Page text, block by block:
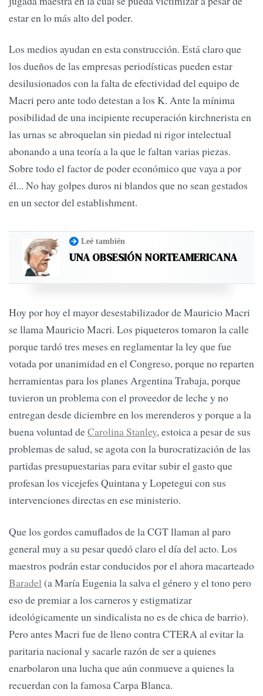
estar en lo más alto del poder.
Los medios ayudan en esta construcción. Está claro que
los dueños de las empresas periodísticas pueden estar
desilusionados con la falta de efectividad del equipo de
Macri pero ante todo detestan a los K. Ante la mínima
posibilidad de una incipiente recuperación kirchnerista en
las urnas se abroquelan sin piedad ni rigor intelectual
abonando a una teoría a la que le faltan varias piezas.
Sobre todo el factor de poder económico que vaya a por
él... No hay golpes duros ni blandos que no sean gestados
en un sector del establishment.
Leé también
UNA OBSESIÓN NORTEAMERICANA
Hoy por hoy el mayor desestabilizador de Mauricio Macri
se llama Mauricio Macri. Los piqueteros tomaron la calle
porque tardó tres meses en reglamentar la ley que fue
votada por unanimidad en el Congreso, porque no reparten
herramientas para los planes Argentina Trabaja, porque
tuvieron un problema con el proveedor de leche y no
entregan desde diciembre en los merenderos y porque a la
buena voluntad deCarolina Stanley, estoica a pesar de sus
problemas de salud, se agota con la burocratización de las
partidas presupuestarias para evitar subir el gasto que
profesan los vicejefes Quintana y Lopetegui con sus
intervenciones directas en ese ministerio.
Que los gordos camuflados de la CGT llaman al paro
general muy a su pesar quedó claro el día del acto. Los
maestros podrán estar conducidos por el ahora macarteado
Baradel (a María Eugenia la salva el género y el tono pero
eso de premiar a los carneros y estigmatizar
ideológicamente un sindicalista no es de chica de barrio).
Pero antes Macri fue de lleno contra CTERA al evitar la
paritaria nacional y sacarle razón de ser a quienes
enarbolaron una lucha que aún conmueve a quienes la
recuerdan con la famosa Carpa Blanca.